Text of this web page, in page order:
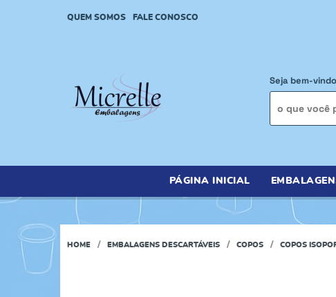
QUEM SOMOS FALE CONOSCO
Seja bem-
PÁGINA INICIAL
HOME EMBALAGENS DESCARTÁVEIS COPOS COPOS